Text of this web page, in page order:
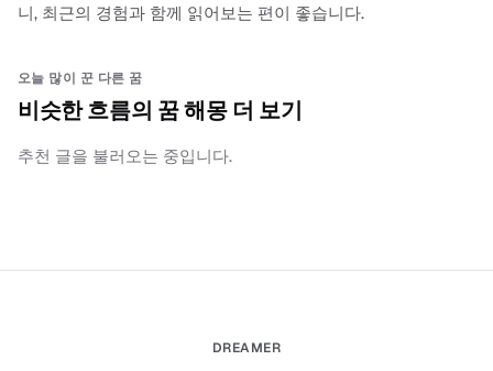
니, 최근의 경험과 함께 읽어보는 편이 좋습니다.
오늘 많이 꾼 다른 꿈
비슷한 흐름의 꿈 해몽 더 보기
추천 글을 불러오는 중입니다.
DREAMER